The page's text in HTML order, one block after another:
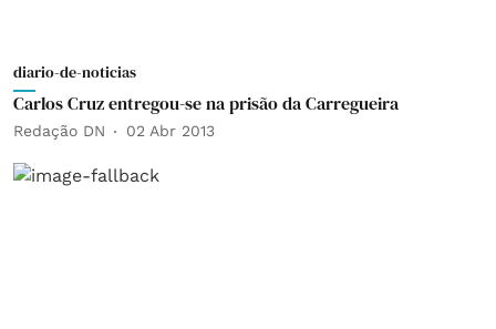
diario-de-noticias
Carlos Cruz entregou-se na prisão da Carregueira
Redação DN 02 Abr 2013